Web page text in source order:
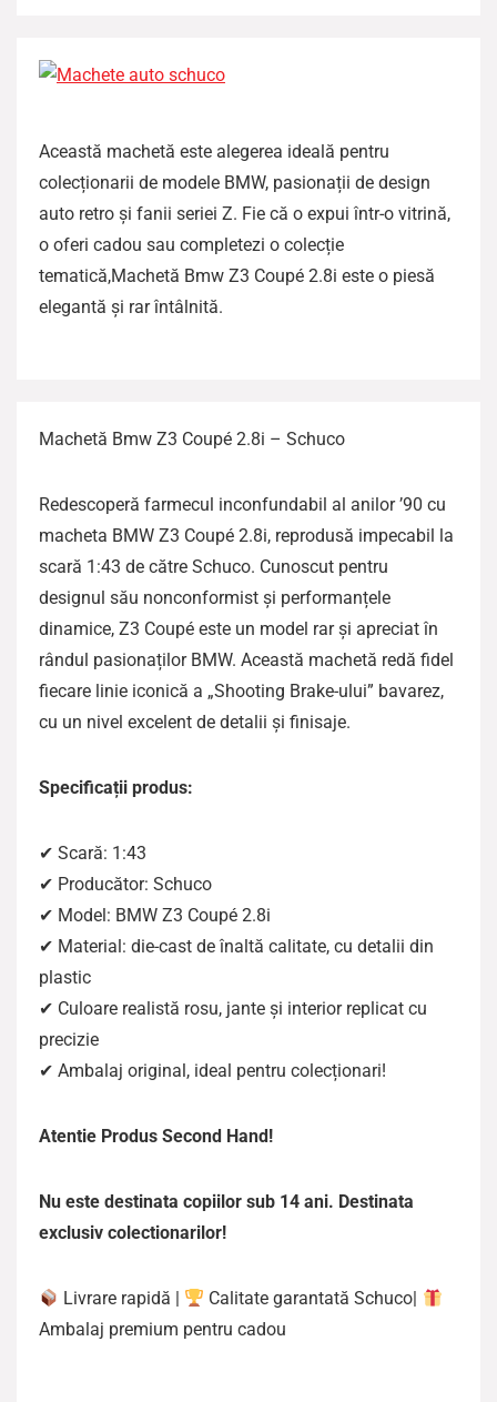
Această machetă este alegerea ideală pentru
colecționarii de modele BMW, pasionații de design
auto retro și fanii seriei Z. Fie că o expui într-o vitrină,
o oferi cadou sau completezi o colecție
tematică,Machetă Bmw Z3 Coupé 2.8i este o piesă
elegantă și rar întâlnită.
Machetă Bmw Z3 Coupé 2.8i – Schuco
Redescoperă farmecul inconfundabil al anilor ’90 cu
macheta BMW Z3 Coupé 2.8i, reprodusă impecabil la
scară 1:43 de către Schuco. Cunoscut pentru
designul său nonconformist și performanțele
dinamice, Z3 Coupé este un model rar și apreciat în
rândul pasionaților BMW. Această machetă redă fidel
fiecare linie iconică a „Shooting Brake-ului” bavarez,
cu un nivel excelent de detalii și finisaje.
Specificații produs:
✔ Scară: 1:43
✔ Producător: Schuco
✔ Model: BMW Z3 Coupé 2.8i
✔ Material: die-cast de înaltă calitate, cu detalii din
plastic
✔ Culoare realistă rosu, jante și interior replicat cu
precizie
✔ Ambalaj original, ideal pentru colecționari!
Atentie Produs Second Hand!
Nu este destinata copiilor sub 14 ani. Destinata
exclusiv colectionarilor!
Livrare rapidă |
Calitate garantată Schuco|
Ambalaj premium pentru cadou